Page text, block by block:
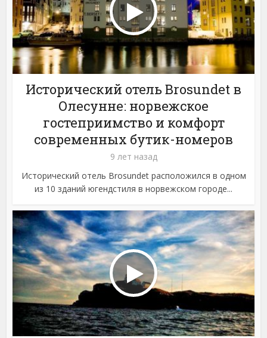
Исторический отель Brosundet в
Олесунне: норвежское
гостеприимство и комфорт
современных бутик-номеров
9 лет назад
Исторический отель Brosundet расположился в одном
из 10 зданий югендстиля в норвежском городе...